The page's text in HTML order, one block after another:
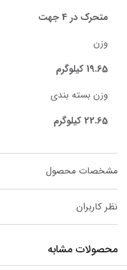
متحرک در 4 جهت
وزن
19.65 کیلوگرم
وزن بسته بندی
22.65 کیلوگرم
مشخصات محصول
نظر کاربران
محصولات مشابه